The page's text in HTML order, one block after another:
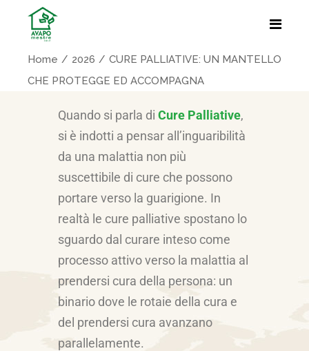
Home 2026
CURE PALLIATIVE: UN MANTELLO
CHE PROTEGGE ED ACCOMPAGNA
Quando si parla di Cure Palliative,
si è indotti a pensar all’inguaribilità
da una malattia non più
suscettibile di cure che possono
portare verso la guarigione. In
realtà le cure palliative spostano lo
sguardo dal curare inteso come
processo attivo verso la malattia al
prendersi cura della persona: un
binario dove le rotaie della cura e
del prendersi cura avanzano
parallelamente.